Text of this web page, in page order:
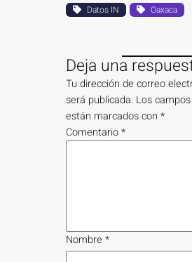
Datos IN Oaxaca
Deja una
Tu dirección de correo
será publicada. Los
están marcados con*
Comentario*
Nombre*